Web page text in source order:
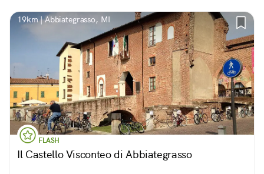
19km | Abbiategrasso, MI
FLASH
Il Castello Visconteo di Abbiategrasso